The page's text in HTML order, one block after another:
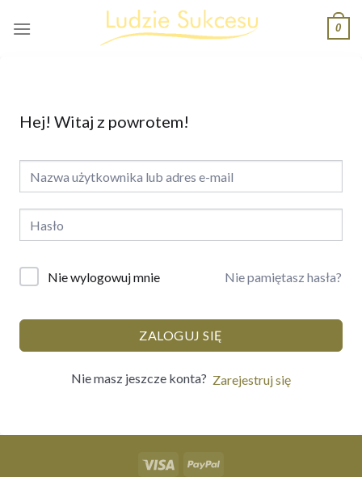
0
Hej! Witaj z powrotem!
Nie wylogowuj mnie Nie pamiętasz hasła?
ZALOGUJ SIĘ
Nie masz jeszcze konta? Zarejestruj się